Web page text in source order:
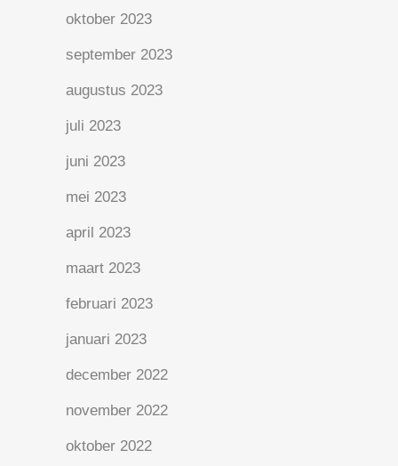
oktober 2023
september 2023
augustus 2023
juli 2023
juni 2023
mei 2023
april 2023
maart 2023
februari 2023
januari 2023
december 2022
november 2022
oktober 2022